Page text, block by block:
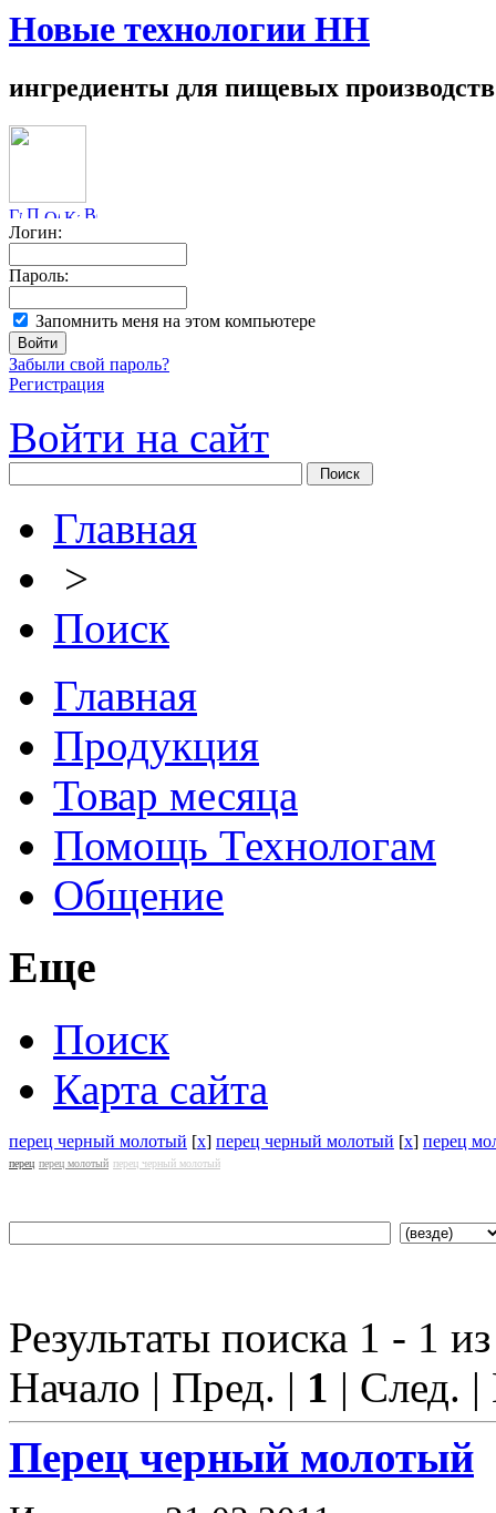
Новые технологии НН
ингредиенты для пищевых производств
Логин:
Пароль:
Запомнить меня на этом компьютере
Забыли свой пароль?
Регистрация
Войти на сайт
Главная
>
Поиск
Главная
Продукция
Товар месяца
Помощь Технологам
Общение
Еще
Поиск
Карта сайта
перец черный молотый [x] перец черный молотый [x] перец
перец перец молотый перец черный молотый
Результаты поиска 1 - 1
Начало | Пред. | 1 | След.
Перец черный молотый